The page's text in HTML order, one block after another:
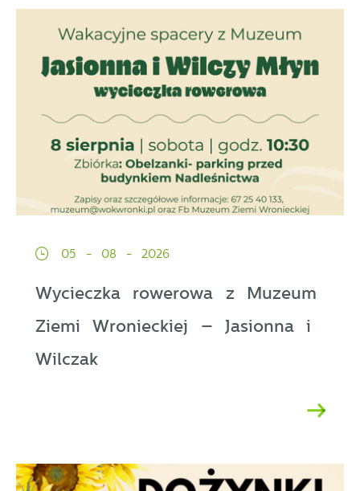
05 - 08 - 2026
Wycieczka rowerowa z Muzeum
Ziemi Wronieckiej – Jasionna i
Wilczak